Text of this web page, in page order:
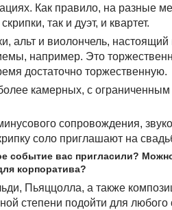
Как правило, на разные
так и дуэт, и квартет.
альт и виолончель,
например. Это
достаточно торжественную.
камерных, с
сопровождения,
соло приглашают на
событие вас пригласили?
корпоратива?
Пьяццолла, а также
степени подойти для любого